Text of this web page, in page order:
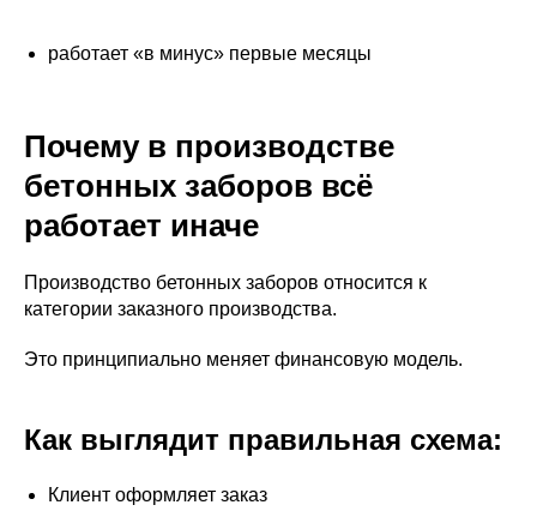
работает «в минус» первые месяцы
Почему в производстве
бетонных заборов всё
работает иначе
Производство бетонных заборов относится к
категории заказного производства.
Это принципиально меняет финансовую модель.
Как выглядит правильная схема:
Клиент оформляет заказ